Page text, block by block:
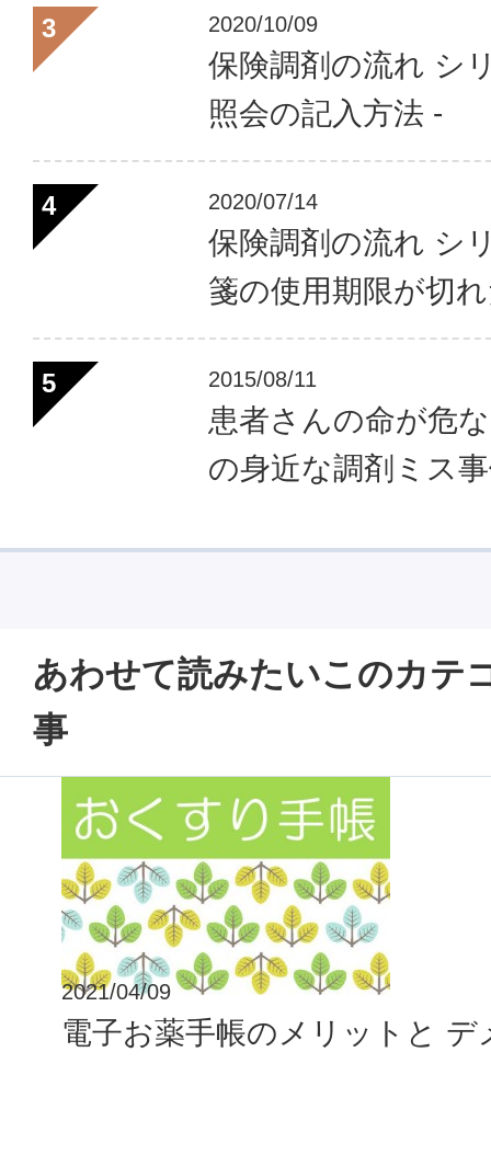
2020/10/09
保険調剤の流れ シ
照会の記入方法 ‐
2020/07/14
保険調剤の流れ シ
箋の使用期限が切
2015/08/11
患者さんの命が危
の身近な調剤ミス
あわせて読みたいこのカテ
事
2021/04/09
電子お薬手帳のメリットと